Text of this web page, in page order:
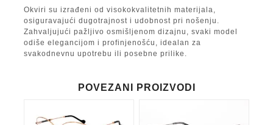
Okviri su izrađeni od visokokvalitetnih materijala,
osiguravajući dugotrajnost i udobnost pri nošenju.
Zahvaljujući pažljivo osmišljenom dizajnu, svaki model
odiše elegancijom i profinjenošću, idealan za
svakodnevnu upotrebu ili posebne prilike.
POVEZANI PROIZVODI